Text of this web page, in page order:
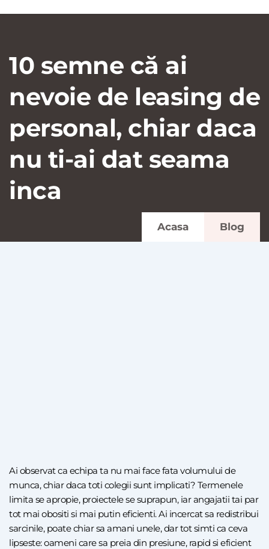
10 semne că ai
nevoie de leasing de
personal, chiar daca
nu ti-ai dat seama
inca
Acasa Blog
Ai observat ca echipa ta nu mai face fata volumului de
munca, chiar daca toti colegii sunt implicati? Termenele
limita se apropie, proiectele se suprapun, iar angajatii tai par
tot mai obositi si mai putin eficienti. Ai incercat sa redistribui
sarcinile, poate chiar sa amani unele, dar tot simti ca ceva
lipseste: oameni care sa preia din presiune, rapid si eficient